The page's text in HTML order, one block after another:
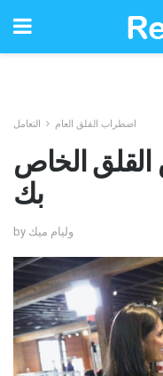
اضطراب القلق العام التعامل
الخاص
بك
by وليام ميك